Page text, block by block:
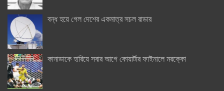
বন্ধ হয়ে গেল দেশের একমাত্র সচল রাডার
কানাডাকে হারিয়ে সবার আগে কোয়ার্টার ফাইনালে মরক্কো